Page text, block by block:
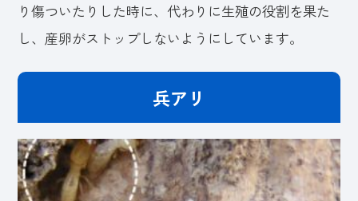
り傷ついたりした時に、代わりに生殖の役割を果た
し、産卵がストップしないようにしています。
兵アリ